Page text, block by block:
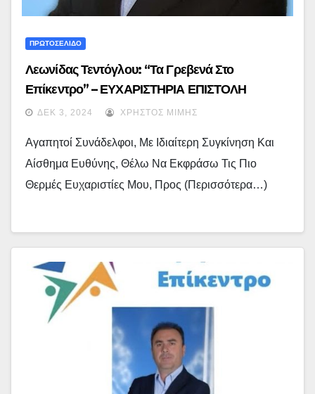
ΠΡΩΤΟΣΕΛΙΔΟ
Λεωνίδας Τεντόγλου: “Τα Γρεβενά Στο
Επίκεντρο” – ΕΥΧΑΡΙΣΤΗΡΙΑ ΕΠΙΣΤΟΛΗ
ΔΕΚ 3, 2024 ΧΡΉΣΤΟΣ ΜΊΜΗΣ
Αγαπητοί Συνάδελφοι, Με Ιδιαίτερη Συγκίνηση Και
Αίσθημα Ευθύνης, Θέλω Να Εκφράσω Τις Πιο
Θερμές Ευχαριστίες Μου, Προς (περισσότερα…)